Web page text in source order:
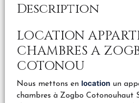
Description
LOCATION
CHAMBRES A
COTONOU
Nous mettons en location un
chambres à Zogbo Cotonouhaut